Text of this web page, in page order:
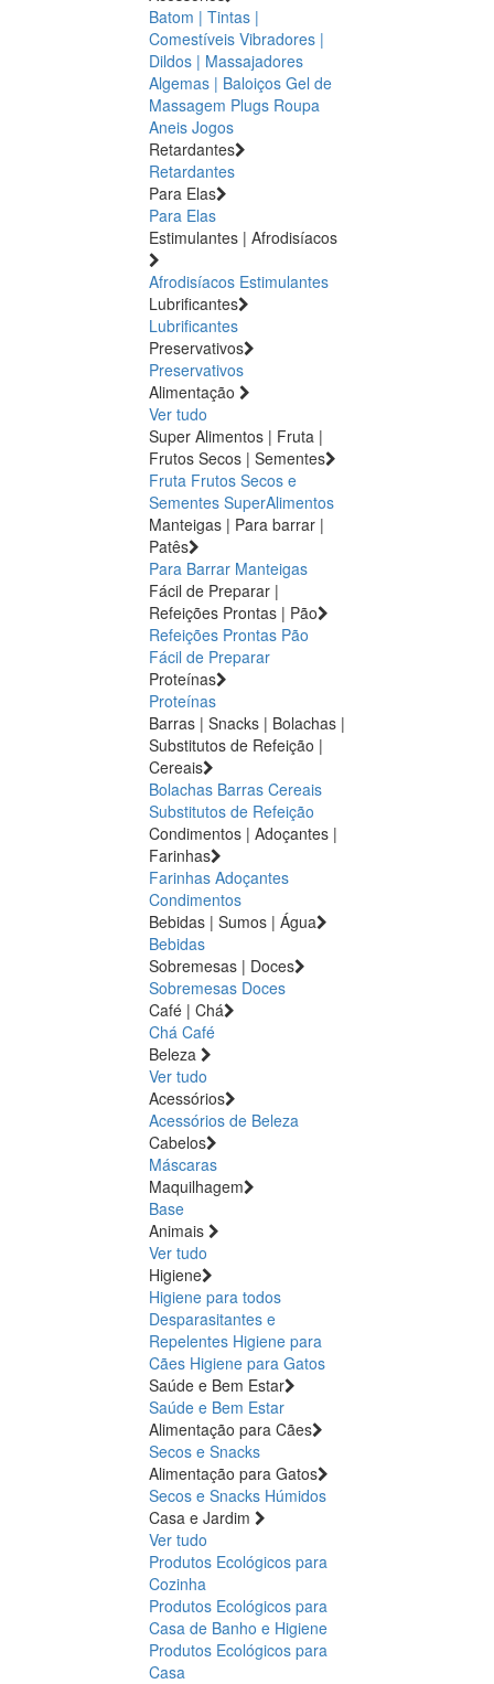
Batom | Tintas |
Comestíveis Vibradores |
Dildos | Massajadores
Algemas | Baloiços Gel de
Massagem Plugs Roupa
Aneis Jogos
Retardantes
Retardantes
Para Elas
Para Elas
Estimulantes | Afrodisíacos
Afrodisíacos Estimulantes
Lubrificantes
Lubrificantes
Preservativos
Preservativos
Alimentação
Ver tudo
Super Alimentos | Fruta |
Frutos Secos | Sementes
Fruta Frutos Secos e
Sementes SuperAlimentos
Manteigas | Para barrar |
Patês
Para Barrar Manteigas
Fácil de Preparar |
Refeições Prontas | Pão
Refeições Prontas Pão
Fácil de Preparar
Proteínas
Proteínas
Barras | Snacks | Bolachas |
Substitutos de Refeição |
Cereais
Bolachas Barras Cereais
Substitutos de Refeição
Condimentos | Adoçantes |
Farinhas
Farinhas Adoçantes
Condimentos
Bebidas | Sumos | Água
Bebidas
Sobremesas | Doces
Sobremesas Doces
Café | Chá
Chá Café
Beleza
Ver tudo
Acessórios
Acessórios de Beleza
Cabelos
Máscaras
Maquilhagem
Base
Animais
Ver tudo
Higiene
Higiene para todos
Desparasitantes e
Repelentes Higiene para
Cães Higiene para Gatos
Saúde e Bem Estar
Saúde e Bem Estar
Alimentação para Cães
Secos e Snacks
Alimentação para Gatos
Secos e Snacks Húmidos
Casa e Jardim
Ver tudo
Produtos Ecológicos para
Cozinha
Produtos Ecológicos para
Casa de Banho e Higiene
Produtos Ecológicos para
Casa